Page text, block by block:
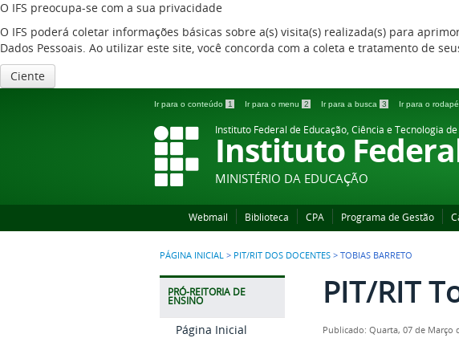
O IFS preocupa-se com a sua privacidade
O IFS poderá coletar informações básicas sobre a(s) visita(s) realizada(s) para
Dados Pessoais. Ao utilizar este site, você concorda com a coleta e tratamento de
Ciente
Ir para o conteúdo 1 Ir para o menu 2 Ir para a busca 3 Ir para o rodapé
Instituto Federal de Educação, Ciência e Tecnologia
Instituto
MINISTÉRIO DA EDUCAÇÃO
Webmail Biblioteca CPA Programa de Gestão
PÁGINA INICIAL > PIT/RIT DOS DOCENTES > TOBIAS BARRETO
PRÓ-REITORIA DE
ENSINO
Página Inicial
PIT/RIT
Publicado: Quarta, 07 de Março